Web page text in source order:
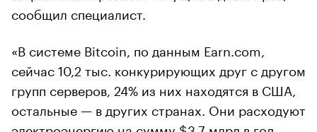
сообщил специалист.
«В системе Bitcoin, по данным Earn.com,
сейчас 10,2 тыс. конкурирующих друг с другом
групп серверов, 24% из них находятся в США,
остальные — в других странах. Они расходуют